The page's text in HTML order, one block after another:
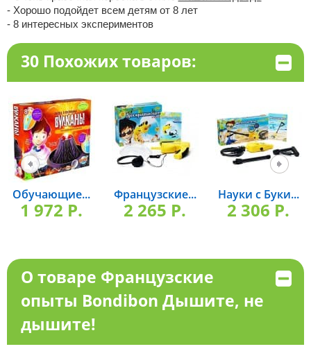
- Хорошо подойдет всем детям от 8 лет
- 8 интересных экспериментов
30 Похожих товаров:
Обучающие...
1 972 P.
Французские...
2 265 P.
Науки с Буки...
2 306 P.
О товаре Французские
опыты Bondibon Дышите, не
дышите!